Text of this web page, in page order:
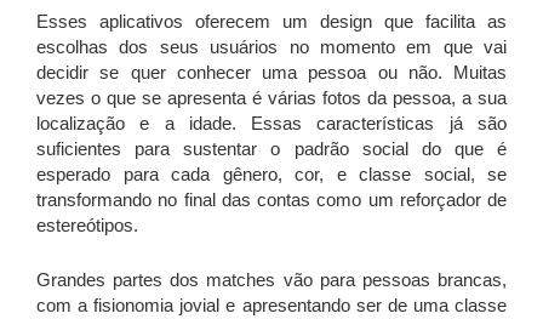
Esses aplicativos oferecem um design que facilita as
escolhas dos seus usuários no momento em que vai
decidir se quer conhecer uma pessoa ou não. Muitas
vezes o que se apresenta é várias fotos da pessoa, a sua
localização e a idade. Essas características já são
suficientes para sustentar o padrão social do que é
esperado para cada gênero, cor, e classe social, se
transformando no final das contas como um reforçador de
estereótipos.
Grandes partes dos matches vão para pessoas brancas,
com a fisionomia jovial e apresentando ser de uma classe